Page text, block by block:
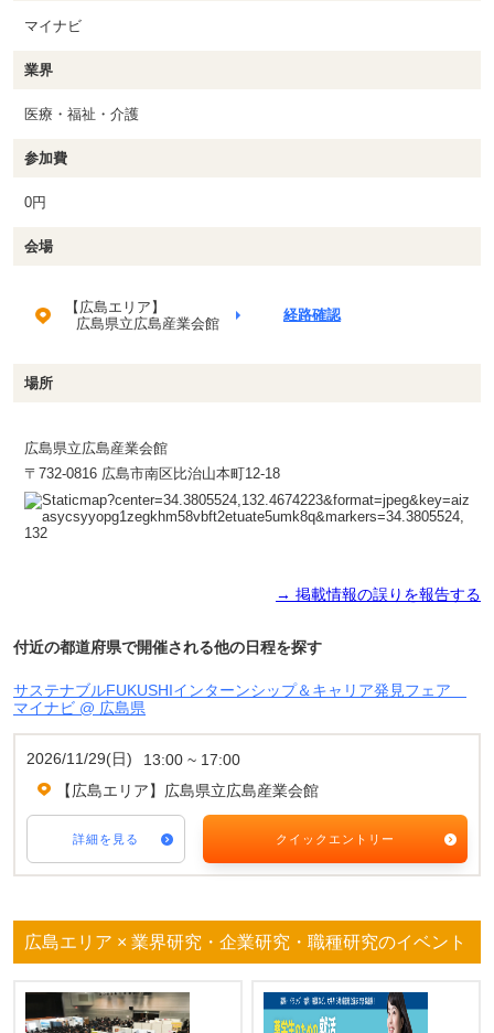
マイナビ
業界
医療・福祉・介護
参加費
0円
会場
【広島エリア】
広島県立広島産業会館
経路確認
場所
広島県立広島産業会館
〒732-0816 広島市南区比治山本町12-18
→ 掲載情報の誤りを報告する
付近の都道府県で開催される他の日程を探す
サステナブルFUKUSHIインターンシップ＆キャリア発見フェア
マイナビ @ 広島県
2026/11/29(日)
13:00 ~ 17:00
【広島エリア】広島県立広島産業会館
詳細を見る クイックエントリー
広島エリア × 業界研究・企業研究・職種研究のイベント